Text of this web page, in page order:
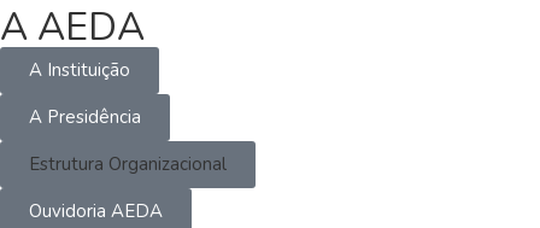
A AEDA
A Instituição
A Presidência
Estrutura Organizacional
Ouvidoria AEDA